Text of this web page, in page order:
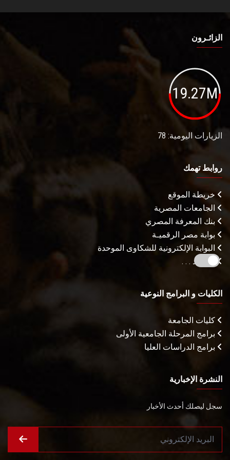
الزائـرون
19.27M
الزيارات اليومية: 78
روابط تهمك
خريطة الموقع
الجامعات المصرية
بنك المعرفة المصري
بوابة مصر الرقميـة
البوابة الإلكترونية للشكاوى الموحدة
المزيـد . . .
الكليات و البرامج النوعية
كليات الجامعة
برامج المرحلة الجامعية الأولى
برامج الدراسات العليا
النشرة الإخبارية
سجل ليصلك أحدث الأخبار